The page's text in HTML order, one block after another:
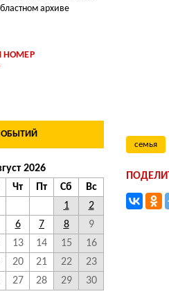
семья
архиве
НОМЕР
2026
Чт Пт Сб
Вс
1
2
6 7 8
9
13 14 15
16
20 21 22
23
27 28 29
30